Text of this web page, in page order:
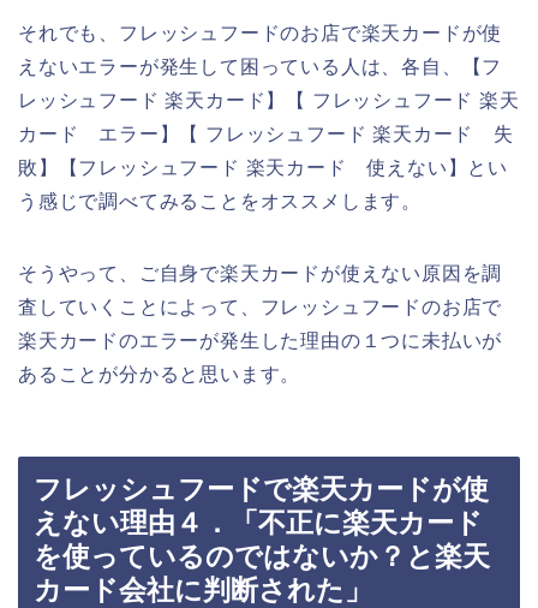
それでも、フレッシュフードのお店で楽天カードが使
えないエラーが発生して困っている人は、各自、【フ
レッシュフード 楽天カード】【 フレッシュフード 楽天
カード エラー】【 フレッシュフード 楽天カード 失
敗】【フレッシュフード 楽天カード 使えない】とい
う感じで調べてみることをオススメします。
そうやって、ご自身で楽天カードが使えない原因を調
査していくことによって、フレッシュフードのお店で
楽天カードのエラーが発生した理由の１つに未払いが
あることが分かると思います。
フレッシュフードで楽天カードが使
えない理由４．「不正に楽天カード
を使っているのではないか？と楽天
カード会社に判断された」